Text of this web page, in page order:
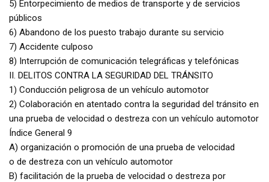
5) Entorpecimiento de medios de transporte y de servicios
públicos
6) Abandono de los puesto trabajo durante su servicio
7) Accidente culposo
8) Interrupción de comunicación telegráficas y telefónicas
II. DELITOS CONTRA LA SEGURIDAD DEL TRÁNSITO
1) Conducción peligrosa de un vehículo automotor
2) Colaboración en atentado contra la seguridad del tránsito en
una prueba de velocidad o destreza con un vehículo automotor
Índice General 9
A) organización o promoción de una prueba de velocidad
o de destreza con un vehículo automotor
B) facilitación de la prueba de velocidad o destreza por